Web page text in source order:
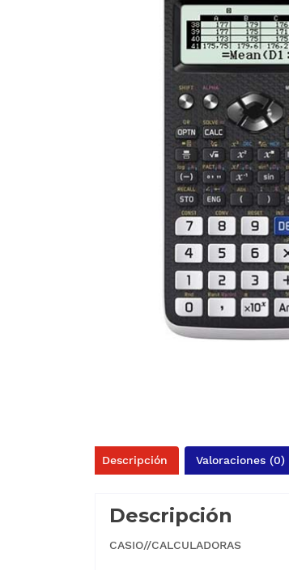
Descripción Valoraciones (0)
Descripción
CASIO//CALCULADORAS